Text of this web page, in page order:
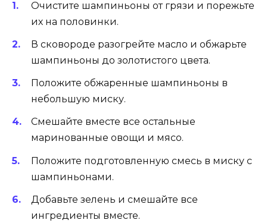
Очистите шампиньоны от грязи и порежьте
их на половинки.
В сковороде разогрейте масло и обжарьте
шампиньоны до золотистого цвета.
Положите обжаренные шампиньоны в
небольшую миску.
Смешайте вместе все остальные
маринованные овощи и мясо.
Положите подготовленную смесь в миску с
шампиньонами.
Добавьте зелень и смешайте все
ингредиенты вместе.